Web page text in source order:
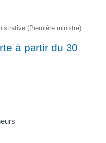
(Première ministre)
à partir du 30